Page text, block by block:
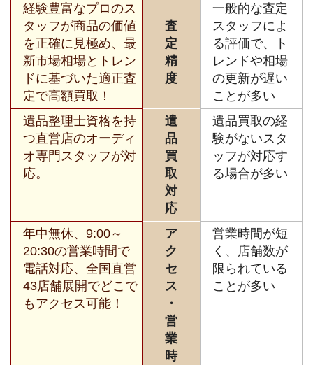
経験豊富なプロのス
タッフが商品の価値
を正確に見極め、最
新市場相場とトレン
ドに基づいた適正査
定で高額買取！
査
定
精
度
一般的な査定
スタッフによ
る評価で、ト
レンドや相場
の更新が遅い
ことが多い
遺品整理士資格を持
つ直営店のオーディ
オ専門スタッフが対
応。
遺
品
買
取
対
応
遺品買取の経
験がないスタ
ッフが対応す
る場合が多い
年中無休、9:00～
20:30の営業時間で
電話対応、全国直営
43店舗展開でどこで
もアクセス可能！
ア
ク
セ
ス
・
営
業
時
営業時間が短
く、店舗数が
限られている
ことが多い